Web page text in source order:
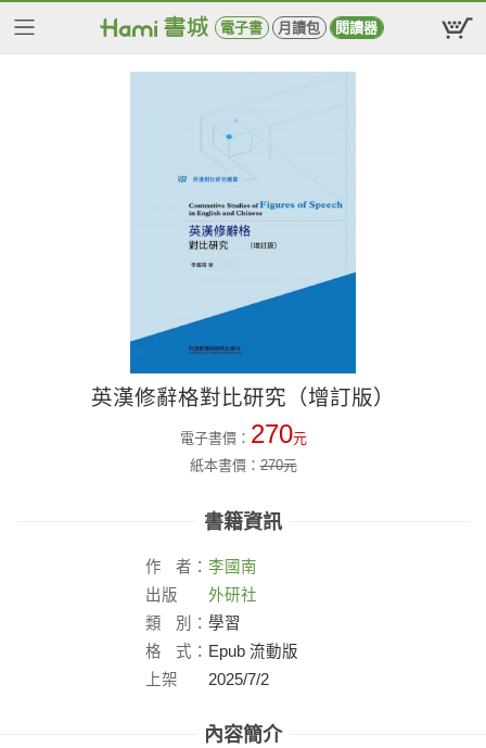
電子書 月讀包 閱讀器
英漢修辭格對比研究（增訂版）
電子書價： 270元
紙本書價：270元
書籍資訊
作 者： 李國南
出版
社：
外研社
類
別： 學習
格
式： Epub 流動版
上架
2025/7/2
內容簡介